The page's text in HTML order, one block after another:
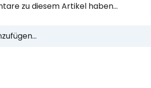
zu diesem Artikel haben...